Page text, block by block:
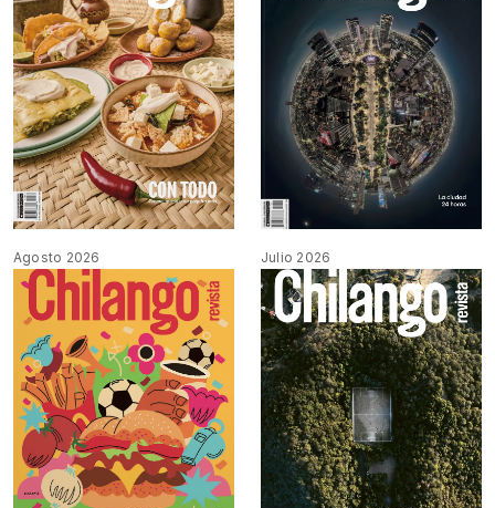
Agosto 2026 Julio 2026